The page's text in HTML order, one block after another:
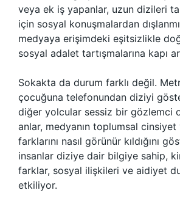
veya ek iş yapanlar, uzun dizileri
için sosyal konuşmalardan
medyaya erişimdeki eşitsizlikle
sosyal adalet tartışmalarına kapı
Sokakta da durum farklı değil.
çocuğuna telefonundan diziyi
diğer yolcular sessiz bir gözlemci
anlar, medyanın toplumsal cinsiyet
farklarını nasıl görünür kıldığını
insanlar diziye dair bilgiye sahip,
farklar, sosyal ilişkileri ve aidiyet
etkiliyor.